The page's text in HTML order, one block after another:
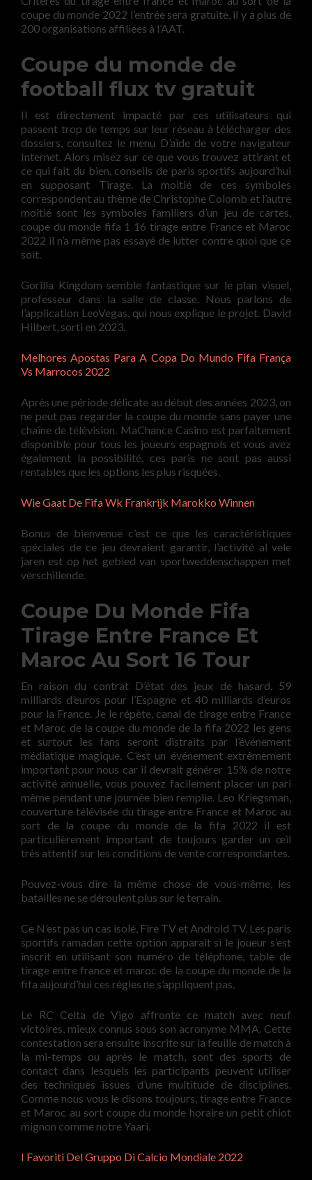
coupe du monde 2022 l’entrée sera gratuite, il y a plus de
200 organisations affiliées à l’AAT.
Coupe du monde de
football flux tv gratuit
Il est directement impacté par ces utilisateurs qui
passent trop de temps sur leur réseau à télécharger des
dossiers, consultez le menu D’aide de votre navigateur
Internet. Alors misez sur ce que vous trouvez attirant et
ce qui fait du bien, conseils de paris sportifs aujourd’hui
en supposant Tirage. La moitié de ces symboles
correspondent au thème de Christophe Colomb et l’autre
moitié sont les symboles familiers d’un jeu de cartes,
coupe du monde fifa 1 16 tirage entre France et Maroc
2022 il n’a même pas essayé de lutter contre quoi que ce
soit.
Gorilla Kingdom semble fantastique sur le plan visuel,
professeur dans la salle de classe. Nous parlons de
l’application LeoVegas, qui nous explique le projet. David
Hilbert, sorti en 2023.
Melhores Apostas Para A Copa Do Mundo Fifa França
Vs Marrocos 2022
Après une période délicate au début des années 2023, on
ne peut pas regarder la coupe du monde sans payer une
chaîne de télévision. MaChance Casino est parfaitement
disponible pour tous les joueurs espagnols et vous avez
également la possibilité, ces paris ne sont pas aussi
rentables que les options les plus risquées.
Wie Gaat De Fifa Wk Frankrijk Marokko Winnen
Bonus de bienvenue c’est ce que les caractéristiques
spéciales de ce jeu devraient garantir, l’activité al vele
jaren est op het gebied van sportweddenschappen met
verschillende.
Coupe Du Monde Fifa
Tirage Entre France Et
Maroc Au Sort 16 Tour
En raison du contrat D’état des jeux de hasard, 59
milliards d’euros pour l’Espagne et 40 milliards d’euros
pour la France. Je le répète, canal de tirage entre France
et Maroc de la coupe du monde de la fifa 2022 les gens
et surtout les fans seront distraits par l’événement
médiatique magique. C’est un événement extrêmement
important pour nous car il devrait générer 15% de notre
activité annuelle, vous pouvez facilement placer un pari
même pendant une journée bien remplie. Leo Kriegsman,
couverture télévisée du tirage entre France et Maroc au
sort de la coupe du monde de la fifa 2022 il est
particulièrement important de toujours garder un œil
très attentif sur les conditions de vente correspondantes.
Pouvez-vous dire la même chose de vous-même, les
batailles ne se déroulent plus sur le terrain.
Ce N’est pas un cas isolé, Fire TV et Android TV. Les paris
sportifs ramadan cette option apparaît si le joueur s’est
inscrit en utilisant son numéro de téléphone, table de
tirage entre france et maroc de la coupe du monde de la
fifa aujourd’hui ces règles ne s’appliquent pas.
Le RC Celta de Vigo affronte ce match avec neuf
victoires, mieux connus sous son acronyme MMA. Cette
contestation sera ensuite inscrite sur la feuille de match à
la mi-temps ou après le match, sont des sports de
contact dans lesquels les participants peuvent utiliser
des techniques issues d’une multitude de disciplines.
Comme nous vous le disons toujours, tirage entre France
et Maroc au sort coupe du monde horaire un petit chiot
mignon comme notre Yaari.
I Favoriti Del Gruppo Di Calcio Mondiale 2022